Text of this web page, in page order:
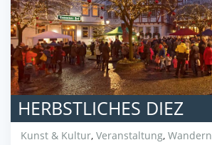
HERBSTLICHES DIEZ
Kunst & Kultur, Veranstaltung, Wandern